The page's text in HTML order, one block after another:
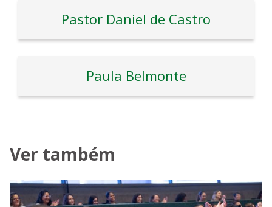
Pastor Daniel de Castro
Paula Belmonte
Ver também